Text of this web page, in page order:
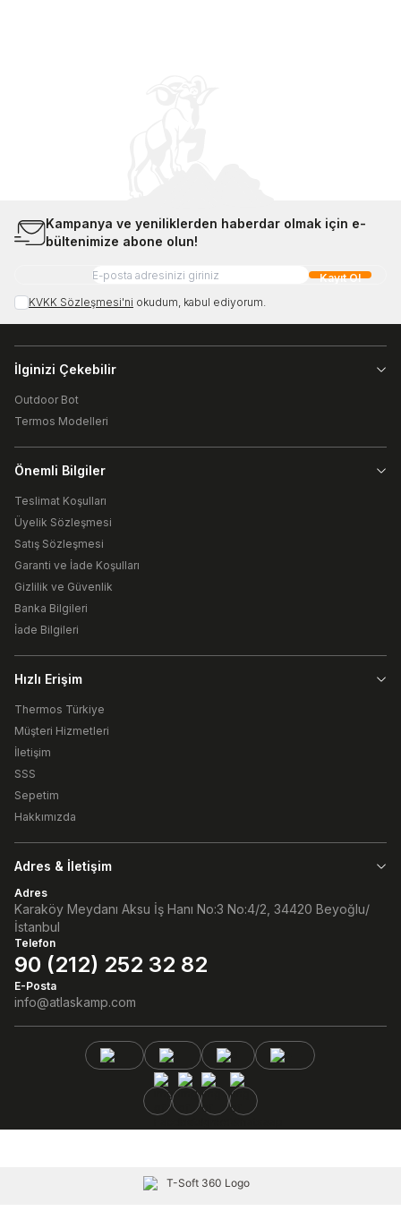
Kampanya ve yeniliklerden haberdar olmak için e-
bültenimize abone olun!
Kayıt Ol
KVKK Sözleşmesi'ni okudum, kabul ediyorum.
İlginizi Çekebilir
Outdoor Bot
Termos Modelleri
Önemli Bilgiler
Teslimat Koşulları
Üyelik Sözleşmesi
Satış Sözleşmesi
Garanti ve İade Koşulları
Gizlilik ve Güvenlik
Banka Bilgileri
İade Bilgileri
Hızlı Erişim
Thermos Türkiye
Müşteri Hizmetleri
İletişim
SSS
Sepetim
Hakkımızda
Adres & İletişim
Adres
Karaköy Meydanı Aksu İş Hanı No:3 No:4/2, 34420 Beyoğlu/
İstanbul
Telefon
90 (212) 252 32 82
E-Posta
info@atlaskamp.com
FacebookInstagramLinkedinWhatsaap